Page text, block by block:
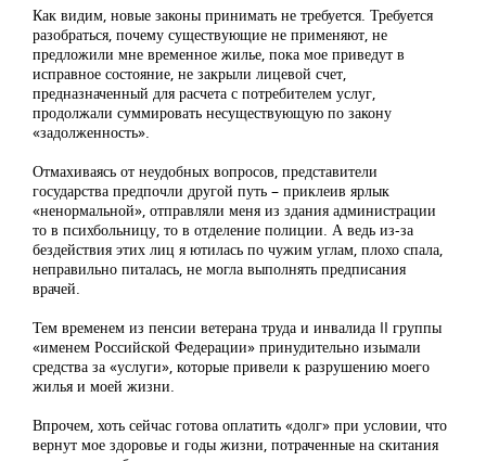
Как видим, новые законы принимать не требуется. Требуется
разобраться, почему существующие не применяют, не
предложили мне временное жилье, пока мое приведут в
исправное состояние, не закрыли лицевой счет,
предназначенный для расчета с потребителем услуг,
продолжали суммировать несуществующую по закону
«задолженность».
Отмахиваясь от неудобных вопросов, представители
государства предпочли другой путь – приклеив ярлык
«ненормальной», отправляли меня из здания администрации
то в психбольницу, то в отделение полиции. А ведь из-за
бездействия этих лиц я ютилась по чужим углам, плохо спала,
неправильно питалась, не могла выполнять предписания
врачей.
Тем временем из пенсии ветерана труда и инвалида II группы
«именем Российской Федерации» принудительно изымали
средства за «услуги», которые привели к разрушению моего
жилья и моей жизни.
Впрочем, хоть сейчас готова оплатить «долг» при условии, что
вернут мое здоровье и годы жизни, потраченные на скитания